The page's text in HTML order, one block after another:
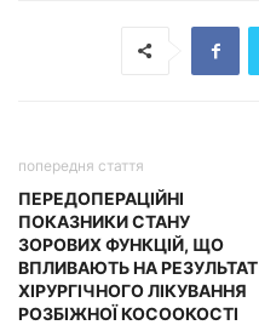
попередня стаття
ПЕРЕДОПЕРАЦІЙНІ
ПОКАЗНИКИ СТАНУ
ЗОРОВИХ ФУНКЦІЙ, ЩО
ВПЛИВАЮТЬ НА РЕЗУЛЬТАТ
ХІРУРГІЧНОГО ЛІКУВАННЯ
РОЗБІЖНОЇ КОСООКОСТІ